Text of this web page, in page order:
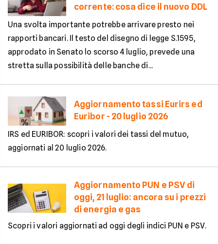
corrente: cosa dice il nuovo DDL
Una svolta importante potrebbe arrivare presto nei
rapporti bancari. Il testo del disegno di legge S.1595,
approdato in Senato lo scorso 4 luglio, prevede una
stretta sulla possibilità delle banche di...
Aggiornamento tassi Eurirs ed
Euribor - 20 luglio 2026
IRS ed EURIBOR: scopri i valori dei tassi del mutuo,
aggiornati al 20 luglio 2026.
Aggiornamento PUN e PSV di
oggi, 21 luglio: ancora su i prezzi
di energia e gas
Scopri i valori aggiornati ad oggi degli indici PUN e PSV.